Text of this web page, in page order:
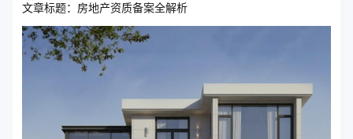
文章标题：房地产资质备案全解析